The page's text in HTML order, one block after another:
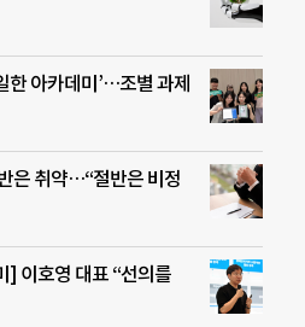
한 아카데미’…조별 과제
은 취약…“절반은 비정
] 이호영 대표 “선의를